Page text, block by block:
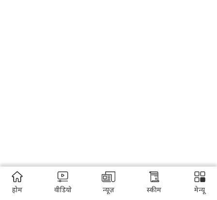
होम वीडियो न्यूज़ स्कीम मेन्यू